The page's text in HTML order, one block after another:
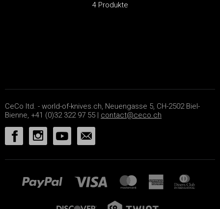
4 Produkte
CeCo ltd. - world-of-knives.ch, Neuengasse 5, CH-2502 Biel-
Bienne, +41 (0)32 322 97 55 | contact@ceco.ch